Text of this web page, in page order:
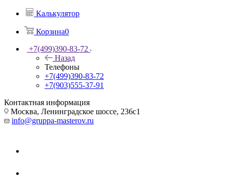
Калькулятор
Корзина0
+7(499)390-83-72
Назад
Телефоны
+7(499)390-83-72
+7(903)555-37-91
Контактная информация
Москва, Ленинградское шоссе, 236с1
info@gruppa-masterov.ru